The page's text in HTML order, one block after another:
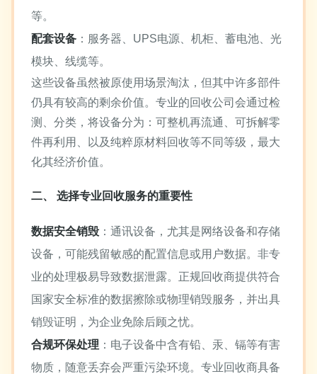
等。
配套设备 ：服务器、UPS电源、机柜、蓄电池、光
模块、线缆等。
这些设备虽然被原使用场景淘汰，但其中许多部件
仍具有较高的剩余价值。专业的回收公司会通过检
测、分类，将设备分为：可整机再流通、可拆解零
件再利用、以及纯粹原材料回收等不同等级，最大
化其经济价值。
二、 选择专业回收服务的重要性
数据安全销毁 ：通讯设备，尤其是网络设备和存储
设备，可能残留敏感的配置信息或用户数据。非专
业的处理极易导致数据泄露。正规回收商提供符合
国家安全标准的数据擦除或物理销毁服务，并出具
销毁证明，为企业免除后顾之忧。
合规环保处理 ：电子设备中含有铅、汞、镉等有害
物质，随意丢弃会严重污染环境。专业回收商具备